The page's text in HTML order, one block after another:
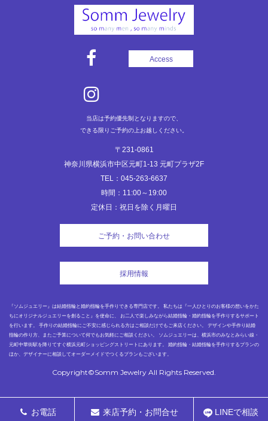
Access
当店は予約優先制となりますので、
できる限りご予約の上お越しください。
〒231-0861
神奈川県横浜市中区元町1-13 元町プラザ2F
TEL：045-263-6637
時間：11:00～19:00
定休日：祝日を除く月曜日
ご予約・お問い合わせ
採用情報
『ソムジュエリー』は結婚指輪と婚約指輪を手作りできる専門店です。 私たちは『一人ひとりのお客様の想いをかた
ちにオリジナルジュエリーを創ること』を使命に、 お二人で楽しみながら結婚指輪・婚約指輪を手作りするサポート
を行います。 手作りの結婚指輪にご不安に感じられる方はご相談だけでもご来店ください。 デザインや手作り結婚
指輪の作り方、またご予算について何でもお気軽にご相談ください。 ソムジュエリーは、横浜市のみなとみらい線・
元町中華街駅を降りてすぐ横浜元町ショッピングストリートにあります。 婚約指輪・結婚指輪を手作りするプランの
ほか、デザイナーに相談してオーダーメイドでつくるプランもございます。
Copyright©Somm Jewelry All Rights Reserved.
お電話 来店予約・お問合せ LINEで相談